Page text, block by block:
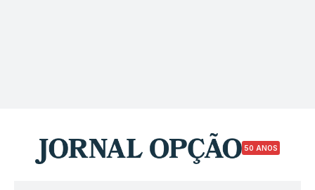
50 ANOS